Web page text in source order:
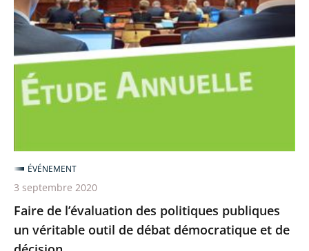
l’évaluation
politiques
publiques
un
de
débat
démocratique
et
de
Faire de l’évaluation des politiques publiques
un véritable outil de débat démocratique et de
ÉVÉNEMENT
3 septembre 2020